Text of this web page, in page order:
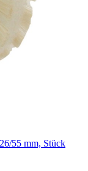
55 mm, Stück